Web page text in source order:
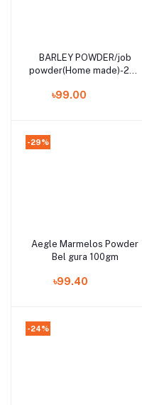
Add to cart
BARLEY POWDER/job
powder(Home made)-250
৳99.00
-29%
Add to cart
Aegle Marmelos Powder
Bel gura 100gm
৳99.40
-24%